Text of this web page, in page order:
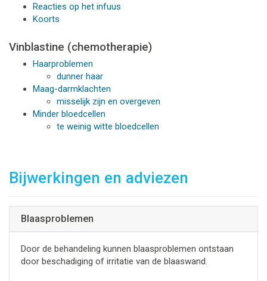
Reacties op het infuus
Koorts
Vinblastine (chemotherapie)
Haarproblemen
dunner haar
Maag-darmklachten
misselijk zijn en overgeven
Minder bloedcellen
te weinig witte bloedcellen
Bijwerkingen en adviezen
Blaasproblemen
Door de behandeling kunnen blaasproblemen ontstaan
door beschadiging of irritatie van de blaaswand.